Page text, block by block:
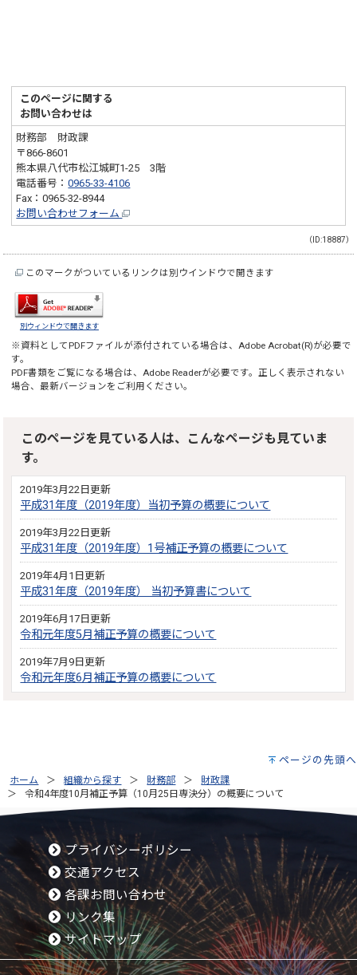
このページに関する
お問い合わせは
財務部 財政課
〒866-8601
熊本県八代市松江城町1-25 3階
電話番号：0965-33-4106
Fax：0965-32-8944
お問い合わせフォーム
（ID:18887）
このマークがついているリンクは別ウインドウで開きます
別ウィンドウで開きます
※資料としてPDFファイルが添付されている場合は、 Adobe Acrobat(R)が必要で
す。
PDF書類をご覧になる場合は、 Adobe Readerが必要です。正しく表示されない
場合、最新バージョンをご利用ください。
このページを見ている人は、こんなページも見ていま
す。
2019年3月22日更新
平成31年度（2019年度）当初予算の概要について
2019年3月22日更新
平成31年度（2019年度）1号補正予算の概要について
2019年4月1日更新
平成31年度（2019年度） 当初予算書について
2019年6月17日更新
令和元年度5月補正予算の概要について
2019年7月9日更新
令和元年度6月補正予算の概要について
ページの先頭へ
ホーム 組織から探す 財務部
財政課
令和4年度10月補正予算（10月25日専決分）の概要について
プライバシーポリシー
交通アクセス
各課お問い合わせ
リンク集
サイトマップ